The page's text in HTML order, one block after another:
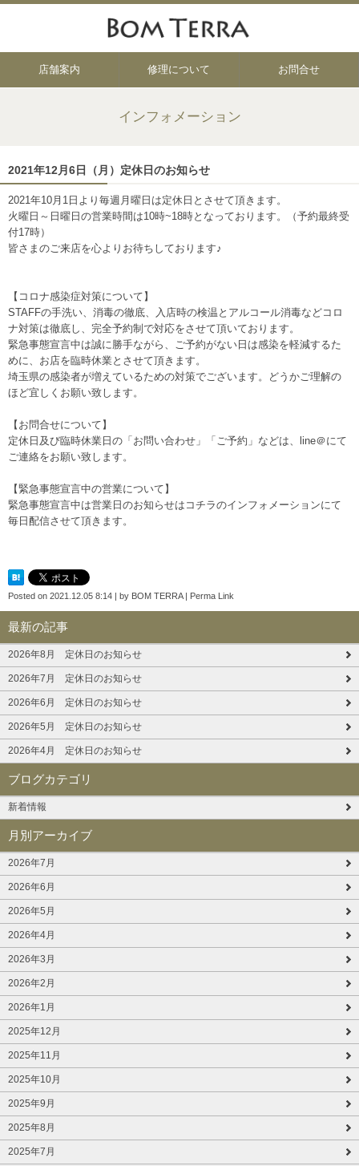
店舗案内 修理について お問合せ
インフォメーション
2021年12月6日（月）定休日のお知らせ
2021年10月1日より毎週月曜日は定休日とさせて頂きます。
火曜日～日曜日の営業時間は10時~18時となっております。（予約最終受
付17時）
皆さまのご来店を心よりお待ちしております♪
【コロナ感染症対策について】
STAFFの手洗い、消毒の徹底、入店時の検温とアルコール消毒などコロ
ナ対策は徹底し、完全予約制で対応をさせて頂いております。
緊急事態宣言中は誠に勝手ながら、ご予約がない日は感染を軽減するた
めに、お店を臨時休業とさせて頂きます。
埼玉県の感染者が増えているための対策でございます。どうかご理解の
ほど宜しくお願い致します。
【お問合せについて】
定休日及び臨時休業日の「お問い合わせ」「ご予約」などは、line＠にて
ご連絡をお願い致します。
【緊急事態宣言中の営業について】
緊急事態宣言中は営業日のお知らせはコチラのインフォメーションにて
毎日配信させて頂きます。
Posted on 2021.12.05 8:14 | by BOM TERRA| Perma Link
最新の記事
2026年8月 定休日のお知らせ
2026年7月 定休日のお知らせ
2026年6月 定休日のお知らせ
2026年5月 定休日のお知らせ
2026年4月 定休日のお知らせ
ブログカテゴリ
新着情報
月別アーカイブ
2026年7月
2026年6月
2026年5月
2026年4月
2026年3月
2026年2月
2026年1月
2025年12月
2025年11月
2025年10月
2025年9月
2025年8月
2025年7月